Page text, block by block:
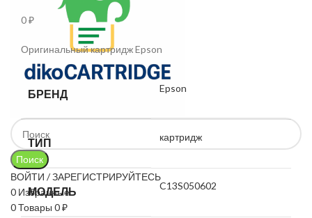
Поиск
ВОЙТИ / ЗАРЕГИСТРИРУЙТЕСЬ
0 Избранные
0Товары 0₽
0₽
Оригинальный картридж Epson
БРЕНД Epson
ТИП картридж
МОДЕЛЬ C13S050602